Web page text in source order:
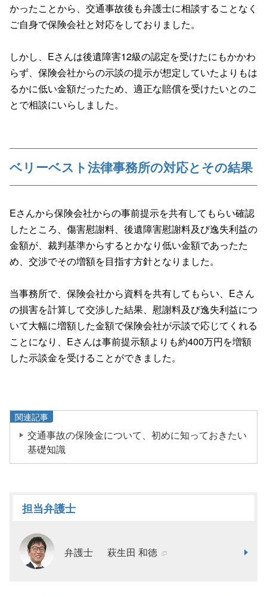
かったことから、交通事故後も弁護士に相談することなく
ご自身で保険会社と対応をしておりました。
しかし、Eさんは後遺障害12級の認定を受けたにもかかわ
らず、保険会社からの示談の提示が想定していたよりもは
るかに低い金額だったため、適正な賠償を受けたいとのこ
とで相談にいらしました。
ベリーベスト法律事務所の対応とその結果
Eさんから保険会社からの事前提示を共有してもらい確認
したところ、傷害慰謝料、後遺障害慰謝料及び逸失利益の
金額が、裁判基準からするとかなり低い金額であったた
め、交渉でその増額を目指す方針となりました。
当事務所で、保険会社から資料を共有してもらい、Eさん
の損害を計算して交渉した結果、慰謝料及び逸失利益につ
いて大幅に増額した金額で保険会社が示談で応じてくれる
ことになり、Eさんは事前提示額よりも約400万円を増額
した示談金を受けることができました。
関連記事
交通事故の保険金について、初めに知っておきたい
基礎知識
担当弁護士
弁護士 萩生田 和徳